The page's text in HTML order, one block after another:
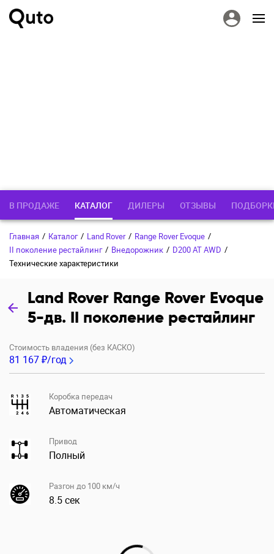
В ПРОДАЖЕ КАТАЛОГ ДИЛЕРЫ ОТЗЫВЫ
Главная / Каталог / Land Rover / Range Rover Evoque /
II поколение рестайлинг / Внедорожник / D200 AT AWD /
Технические характеристики
Land Rover Range Rover Evoque
5-дв. II поколение рестайлинг
Стоимость владения (без КАСКО)
81 167 ₽/год
Коробка передач
Автоматическая
Привод
Полный
Разгон до 100 км/ч
8.5 сек